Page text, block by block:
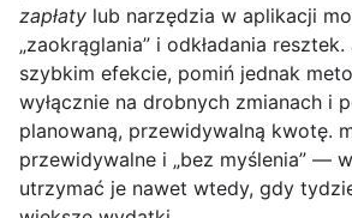
zapłaty lub narzędzia w aplikacji
„zaokrąglania” i odkładania
szybkim efekcie, pomiń jednak
wyłącznie na drobnych zmianach i
planowaną, przewidywalną kwotę.
przewidywalne i „bez myślenia” —
utrzymać je nawet wtedy, gdy